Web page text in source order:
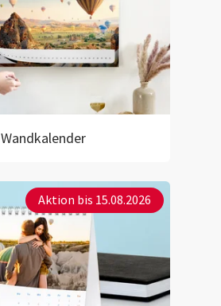
Wandkalender
Aktion bis 15.08.2026